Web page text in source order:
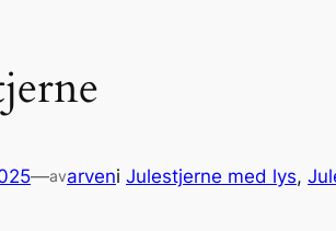
—avarveni Julestjerne med lys,